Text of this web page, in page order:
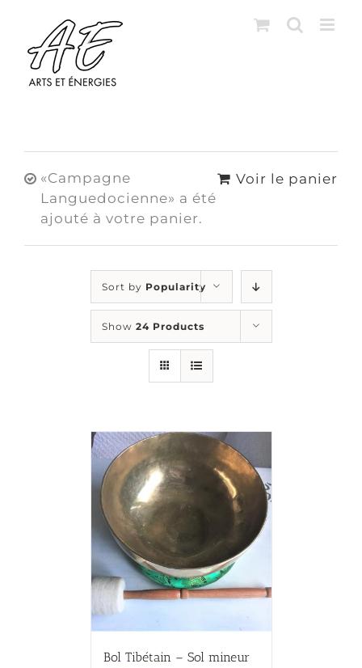
content
Voir le panier
«Campagne
Languedocienne» a été
ajouté à votre panier.
Sort by Popularity
Show 24 Products
Bol Tibétain – Sol mineur